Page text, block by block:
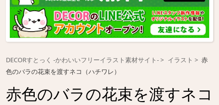
DECORすとっく -かわいいフリーイラスト素材サイト- イラスト
赤
色のバラの花束を渡すネコ（ハチワレ）
赤色のバラの花束を渡すネコ